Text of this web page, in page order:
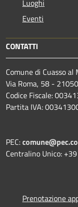
Luoghi
Eventi
CONTATTI
Comune di Cuasso al
Via Roma, 58 -
Codice Fiscale:
Partita IVA:
PEC:
Centralino Unico:
Prenotazione